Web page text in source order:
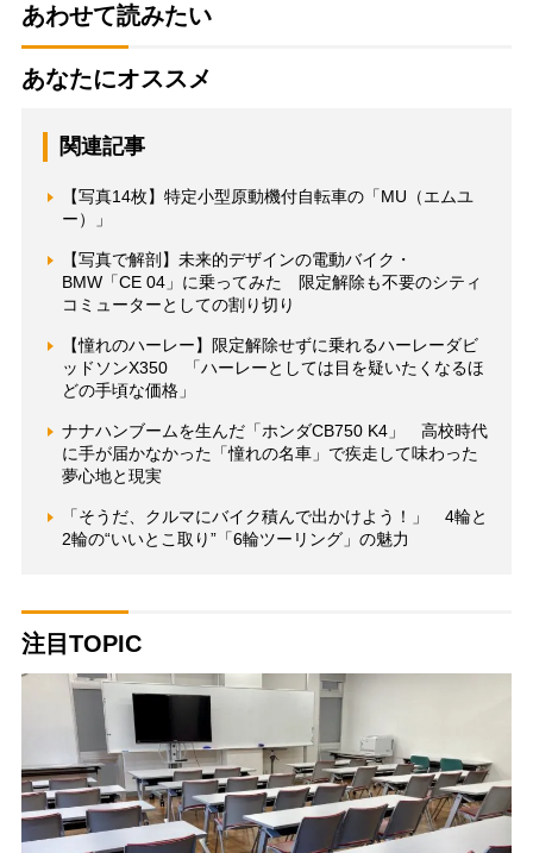
あわせて読みたい
あなたにオススメ
関連記事
【写真14枚】特定小型原動機付自転車の「MU（エムユ
ー）」
【写真で解剖】未来的デザインの電動バイク・
BMW「CE 04」に乗ってみた 限定解除も不要のシティ
コミューターとしての割り切り
【憧れのハーレー】限定解除せずに乗れるハーレーダビ
ッドソンX350 「ハーレーとしては目を疑いたくなるほ
どの手頃な価格」
ナナハンブームを生んだ「ホンダCB750 K4」 高校時代
に手が届かなかった「憧れの名車」で疾走して味わった
夢心地と現実
「そうだ、クルマにバイク積んで出かけよう！」 4輪と
2輪の“いいとこ取り”「6輪ツーリング」の魅力
注目TOPIC